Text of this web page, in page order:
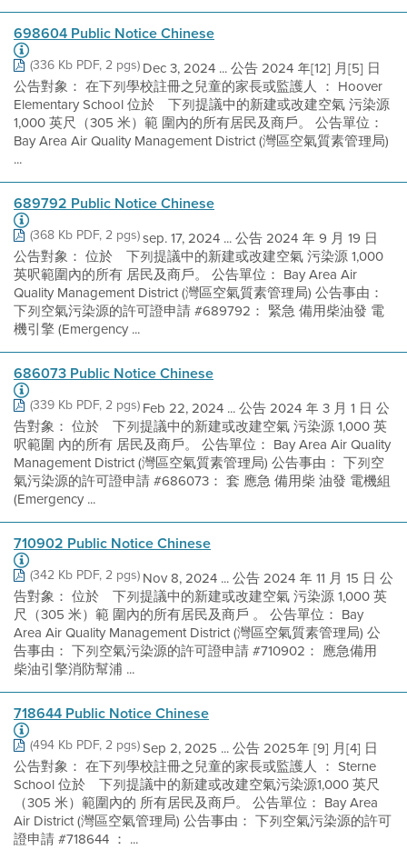
698604 Public Notice Chinese
(336 Kb PDF, 2 pgs)Dec 3, 2024 ... 公告 2024 年[12] 月[5] 日
公告對象： 在下列學校註冊之兒童的家長或監護人 ： Hoover
Elementary School 位於離下列提議中的新建或改建空氣 污染源
1,000 英尺（305 米）範 圍內的所有居民及商戶。 公告單位：
Bay Area Air Quality Management District (灣區空氣質素管理局)
...
689792 Public Notice Chinese
(368 Kb PDF, 2 pgs)sep. 17, 2024 ... 公告 2024 年 9 月 19 日
公告對象： 位於離下列提議中的新建或改建空氣 污染源 1,000
英呎範圍內的所有 居民及商戶。 公告單位： Bay Area Air
Quality Management District (灣區空氣質素管理局) 公告事由：
下列空氣污染源的許可證申請 #689792： 緊急 備用柴油發 電
機引擎 (Emergency ...
686073 Public Notice Chinese
(339 Kb PDF, 2 pgs)Feb 22, 2024 ... 公告 2024 年 3 月 1 日 公
告對象： 位於離下列提議中的新建或改建空氣 污染源 1,000 英
呎範圍 內的所有 居民及商戶。 公告單位： Bay Area Air Quality
Management District (灣區空氣質素管理局) 公告事由： 下列空
氣污染源的許可證申請 #686073： 套 應急 備用柴 油發 電機組
(Emergency ...
710902 Public Notice Chinese
(342 Kb PDF, 2 pgs)Nov 8, 2024 ... 公告 2024 年 11 月 15 日 公
告對象： 位於離下列提議中的新建或改建空氣 污染源 1,000 英
尺（305 米）範 圍內的所有居民及商戶 。 公告單位： Bay
Area Air Quality Management District (灣區空氣質素管理局) 公
告事由： 下列空氣污染源的許可證申請 #710902： 應急備用
柴油引擎消防幫浦 ...
718644 Public Notice Chinese
(494 Kb PDF, 2 pgs)Sep 2, 2025 ... 公告 2025年 [9] 月[4] 日
公告對象： 在下列學校註冊之兒童的家長或監護人 ： Sterne
School 位於離下列提議中的新建或改建空氣污染源1,000 英尺
（305 米）範圍內的 所有居民及商戶。 公告單位： Bay Area
Air District (灣區空氣管理局) 公告事由： 下列空氣污染源的許可
證申請 #718644 ： ...